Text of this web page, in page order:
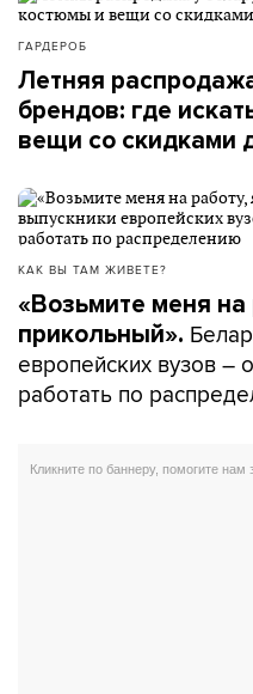
ГАРДЕРОБ
Летняя
брендов: где
вещи со скидками
КАК ВЫ ТАМ ЖИВЕТЕ?
«Возьмите меня на
прикольный».
европейских вузов –
работать по